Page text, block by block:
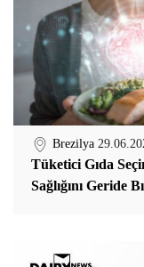
Brezilya
Tüketici Gıda
Sağlığını Geride